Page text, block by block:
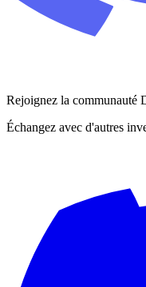
Rejoignez la communauté
Échangez avec d'autres